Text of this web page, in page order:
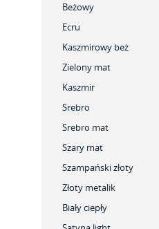
Beżowy
Ecru
Kaszmirowy beż
Zielony mat
Kaszmir
Srebro
Srebro mat
Szary mat
Szampański złoty
Złoty metalik
Biały ciepły